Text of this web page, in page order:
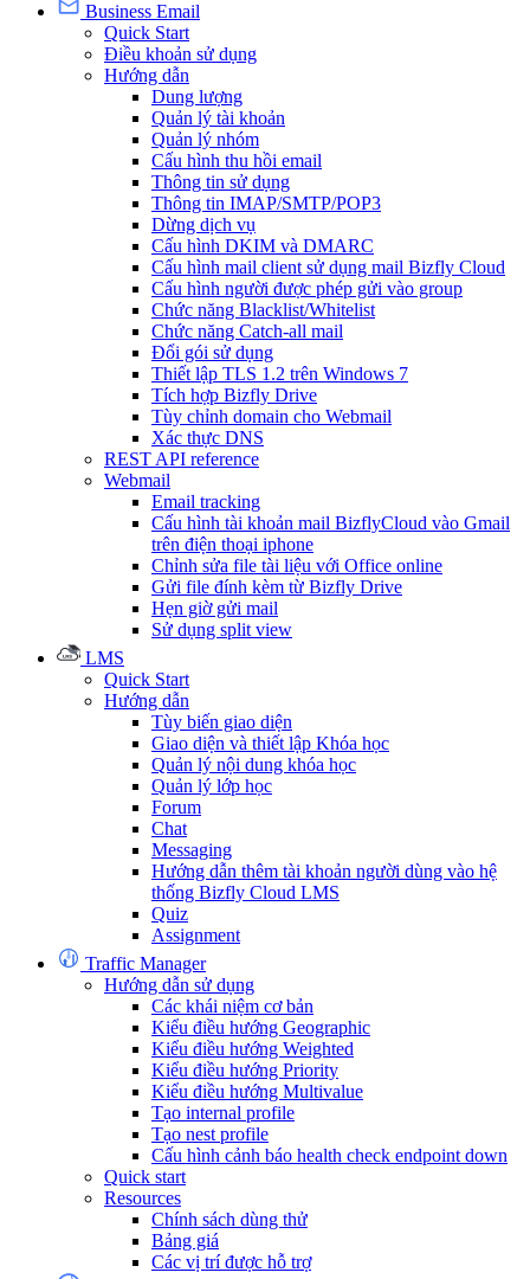
Business Email
Quick Start
Điều khoản sử dụng
Hướng dẫn
Dung lượng
Quản lý tài khoản
Quản lý nhóm
Cấu hình thu hồi email
Thông tin sử dụng
Thông tin IMAP/SMTP/POP3
Dừng dịch vụ
Cấu hình DKIM và DMARC
Cấu hình mail client sử dụng mail Bizfly Cloud
Cấu hình người được phép gửi vào group
Chức năng Blacklist/Whitelist
Chức năng Catch-all mail
Đổi gói sử dụng
Thiết lập TLS 1.2 trên Windows 7
Tích hợp Bizfly Drive
Tùy chỉnh domain cho Webmail
Xác thực DNS
REST API reference
Webmail
Email tracking
Cấu hình tài khoản mail BizflyCloud vào Gmail
trên điện thoại iphone
Chỉnh sửa file tài liệu với Office online
Gửi file đính kèm từ Bizfly Drive
Hẹn giờ gửi mail
Sử dụng split view
LMS
Quick Start
Hướng dẫn
Tùy biến giao diện
Giao diện và thiết lập Khóa học
Quản lý nội dung khóa học
Quản lý lớp học
Forum
Chat
Messaging
Hướng dẫn thêm tài khoản người dùng vào hệ
thống Bizfly Cloud LMS
Quiz
Assignment
Traffic Manager
Hướng dẫn sử dụng
Các khái niệm cơ bản
Kiểu điều hướng Geographic
Kiểu điều hướng Weighted
Kiểu điều hướng Priority
Kiểu điều hướng Multivalue
Tạo internal profile
Tạo nest profile
Cấu hình cảnh báo health check endpoint down
Quick start
Resources
Chính sách dùng thử
Bảng giá
Các vị trí được hỗ trợ